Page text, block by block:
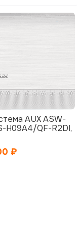
AUX ASW-
H09A4/QF-R2DI,
₽